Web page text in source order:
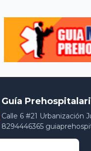
Guía
Calle 6 #21 Urbanización
8294446365